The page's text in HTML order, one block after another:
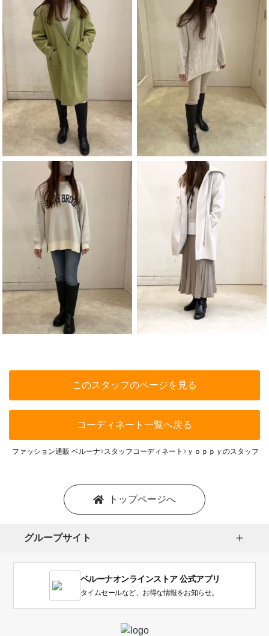
このスタッフのページを見る
コーディネート一覧へ戻る
ファッション通販 ベルーナ スタッフコーディネート ｙｏｐｐｙのスタッフコ
トップページへ
グループサイト
ベルーナオンラインストア 公式アプリ
タイムセールなど、お得な情報をお知らせ。